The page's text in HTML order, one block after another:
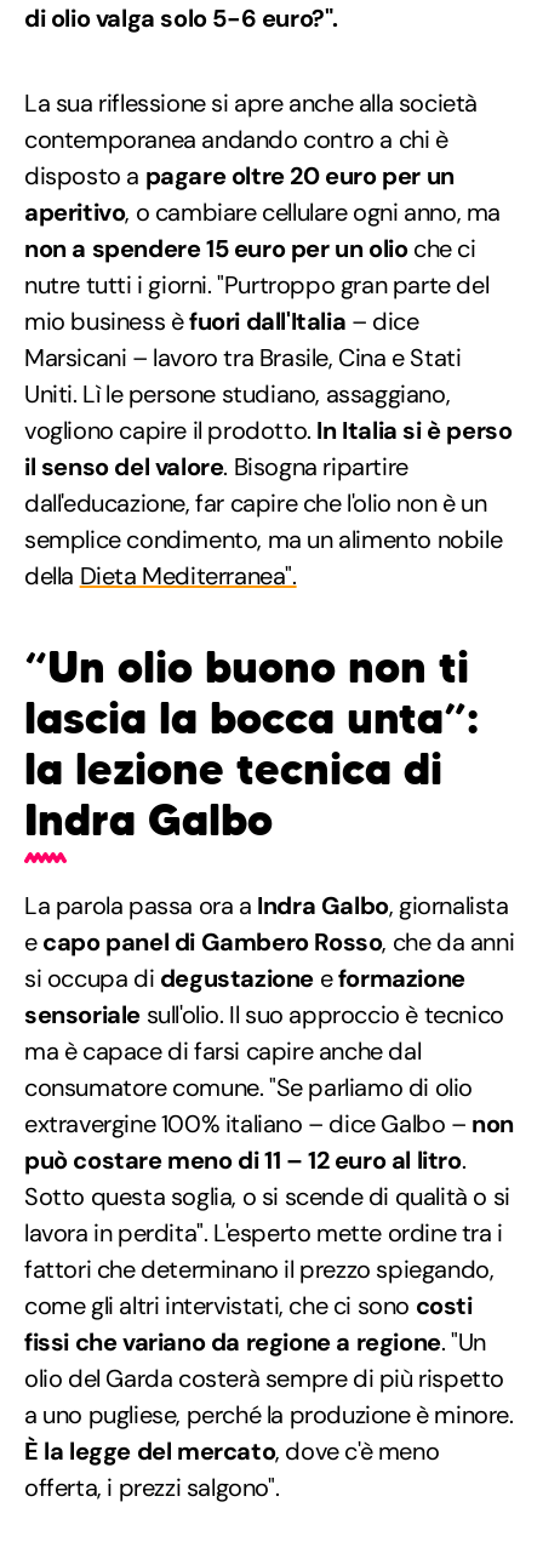
di olio valga solo 5-6 euro?".
La sua riflessione si apre anche alla società
contemporanea andando contro a chi è
disposto a pagare oltre 20 euro per un
aperitivo, o cambiare cellulare ogni anno, ma
non a spendere 15 euro per un olioche ci
nutre tutti i giorni. "Purtroppo gran parte del
mio business èfuori dall'Italia – dice
Marsicani – lavoro tra Brasile, Cina e Stati
Uniti. Lì le persone studiano, assaggiano,
vogliono capire il prodotto. In Italia si è perso
il senso del valore. Bisogna ripartire
dall'educazione, far capire che l'olio non è un
semplice condimento, ma un alimento nobile
della Dieta Mediterranea".
“Un olio buono non ti
lascia la bocca unta”:
la lezione tecnica di
Indra Galbo
La parola passa ora a Indra Galbo, giornalista
ecapo panel di Gambero Rosso, che da anni
si occupa di degustazione eformazione
sensoriale sull'olio. Il suo approccio è tecnico
ma è capace di farsi capire anche dal
consumatore comune. "Se parliamo di olio
extravergine 100% italiano – dice Galbo – non
può costare meno di 11 – 12 euro al litro.
Sotto questa soglia, o si scende di qualità o si
lavora in perdita". L'esperto mette ordine tra i
fattori che determinano il prezzo spiegando,
come gli altri intervistati, che ci sono costi
fissi che variano da regione a regione. "Un
olio del Garda costerà sempre di più rispetto
a uno pugliese, perché la produzione è minore.
È la legge del mercato, dove c'è meno
offerta, i prezzi salgono".